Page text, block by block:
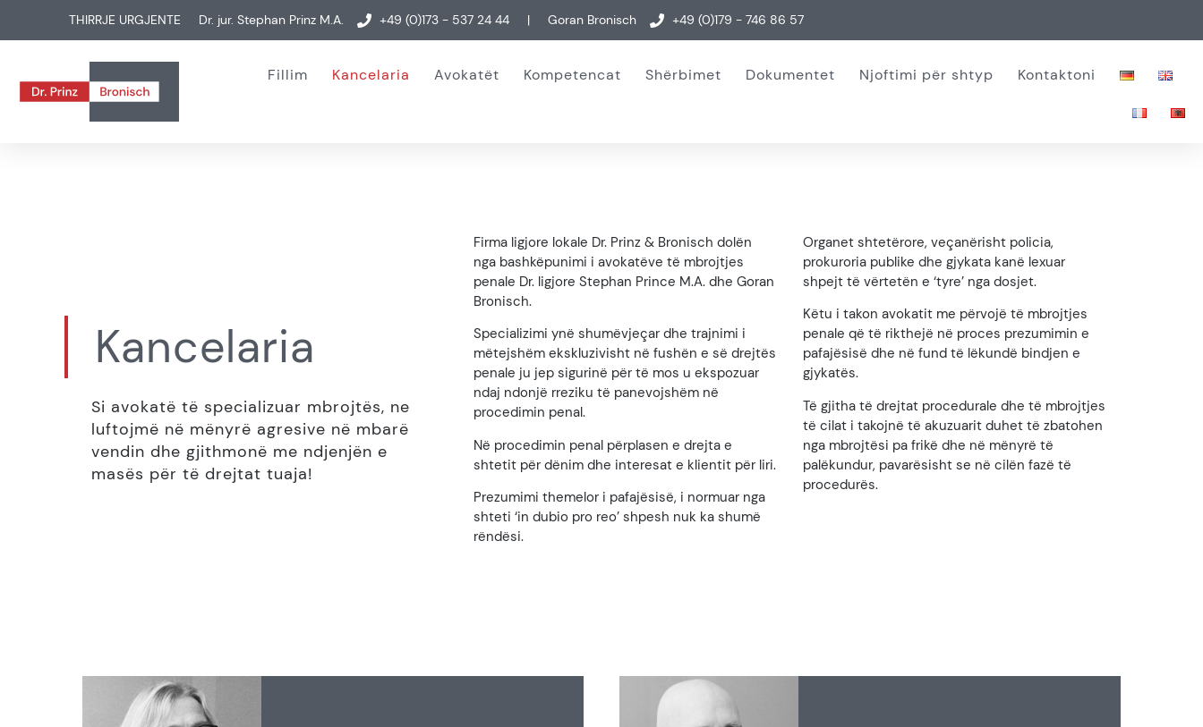
THIRRJE URGJENTE Dr. jur. Stephan Prinz M.A. +49 (0)173 - 537 24 44 | Goran Bronisch +49 (0)179 - 746 86 57
Fillim Kancelaria Avokatët Kompetencat Shërbimet Dokumentet Njoftimi për shtyp Kontaktoni
Kancelaria
Si avokatë të specializuar mbrojtës, ne
luftojmë në mënyrë agresive në mbarë
vendin dhe gjithmonë me ndjenjën e
masës për të drejtat tuaja!
Firma ligjore lokale Dr. Prinz & Bronisch dolën
nga bashkëpunimi i avokatëve të mbrojtjes
penale Dr. ligjore Stephan Prince M.A. dhe Goran
Bronisch.
Specializimi ynë shumëvjeçar dhe trajnimi i
mëtejshëm ekskluzivisht në fushën e së drejtës
penale ju jep sigurinë për të mos u ekspozuar
ndaj ndonjë rreziku të panevojshëm në
procedimin penal.
Në procedimin penal përplasen e drejta e
shtetit për dënim dhe interesat e klientit për liri.
Prezumimi themelor i pafajësisë, i normuar nga
shteti ‘in dubio pro reo’ shpesh nuk ka shumë
rëndësi.
Organet shtetërore, veçanërisht policia,
prokuroria publike dhe gjykata kanë lexuar
shpejt të vërtetën e ‘tyre’ nga dosjet.
Këtu i takon avokatit me përvojë të mbrojtjes
penale që të rikthejë në proces prezumimin e
pafajësisë dhe në fund të lëkundë bindjen e
gjykatës.
Të gjitha të drejtat procedurale dhe të mbrojtjes
të cilat i takojnë të akuzuarit duhet të zbatohen
nga mbrojtësi pa frikë dhe në mënyrë të
palëkundur, pavarësisht se në cilën fazë të
procedurës.